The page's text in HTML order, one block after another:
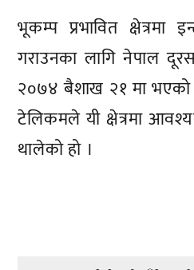
भूकम्प प्रभावित क्षेत्रमा
गराउनका लागि नेपाल
२०७४ बैशाख २१ मा
टेलिकमले यी क्षेत्रमा
थालेको हो ।